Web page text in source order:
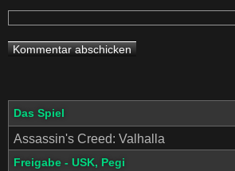
Das Spiel
Assassin's Creed: Valhalla
Freigabe - USK, Pegi